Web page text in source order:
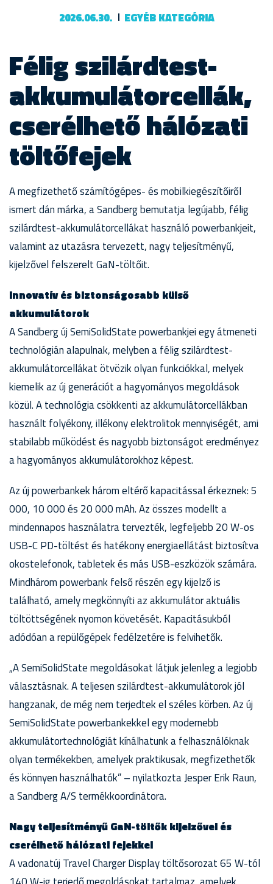
2026.06.30. EGYÉB KATEGÓRIA
Félig szilárdtest-
akkumulátorcellák,
cserélhető hálózati
töltőfejek
A megfizethető számítógépes- és mobilkiegészítőiről
ismert dán márka, a Sandberg bemutatja legújabb, félig
szilárdtest-akkumulátorcellákat használó powerbankjeit,
valamint az utazásra tervezett, nagy teljesítményű,
kijelzővel felszerelt GaN-töltőit.
Innovatív és biztonságosabb külső
akkumulátorok
A Sandberg új SemiSolidState powerbankjei egy átmeneti
technológián alapulnak, melyben a félig szilárdtest-
akkumulátorcellákat ötvözik olyan funkciókkal, melyek
kiemelik az új generációt a hagyományos megoldások
közül. A technológia csökkenti az akkumulátorcellákban
használt folyékony, illékony elektrolitok mennyiségét, ami
stabilabb működést és nagyobb biztonságot eredményez
a hagyományos akkumulátorokhoz képest.
Az új powerbankek három eltérő kapacitással érkeznek: 5
000, 10 000 és 20 000 mAh. Az összes modellt a
mindennapos használatra tervezték, legfeljebb 20 W-os
USB-C PD-töltést és hatékony energiaellátást biztosítva
okostelefonok, tabletek és más USB-eszközök számára.
Mindhárom powerbank felső részén egy kijelző is
található, amely megkönnyíti az akkumulátor aktuális
töltöttségének nyomon követését. Kapacitásukból
adódóan a repülőgépek fedélzetére is felvihetők.
„A SemiSolidState megoldásokat látjuk jelenleg a legjobb
választásnak. A teljesen szilárdtest-akkumulátorok jól
hangzanak, de még nem terjedtek el széles körben. Az új
SemiSolidState powerbankekkel egy modernebb
akkumulátortechnológiát kínálhatunk a felhasználóknak
olyan termékekben, amelyek praktikusak, megfizethetők
és könnyen használhatók” – nyilatkozta Jesper Erik Raun,
a Sandberg A/S termékkoordinátora.
Nagy teljesítményű GaN-töltők kijelzővel és
cserélhető hálózati fejekkel
A vadonatúj Travel Charger Display töltősorozat 65 W-tól